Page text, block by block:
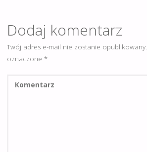
Dodaj komentarz
Twój adres e-mail nie zostanie opublikowany.
oznaczone *